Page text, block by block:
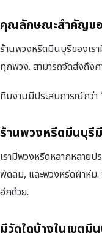
คุณลักษณะสำคัญขอ
ร้านพวงหรีดมีนบุรีของเร
ทุกพวง. สามารถจัดส่งถึงศ
ทีมงานมีประสบการณ์กว่า
ร้านพวงหรีดมีนบุรี
เรามีพวงหรีดหลากหลาย
พัดลม, และพวงหรีดผ้าห่ม.
อีกด้วย.
มีวัดใดบ้างในเขต